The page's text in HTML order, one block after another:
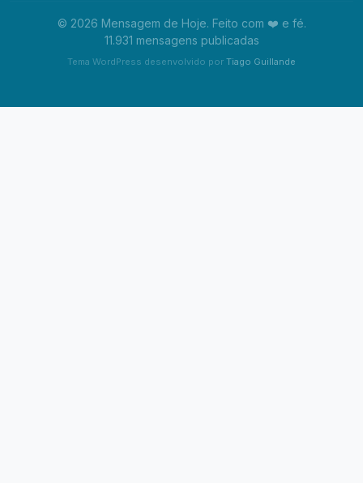
© 2026 Mensagem de Hoje. Feito com ❤️ e fé.
11.931 mensagens publicadas
Tema WordPress desenvolvido por Tiago Guillande